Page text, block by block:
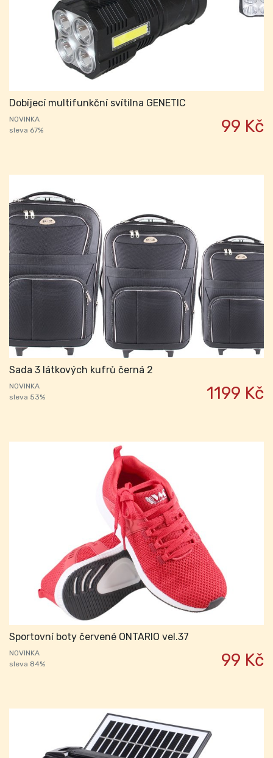
Dobíjecí multifunkční svítilna GENETIC
NOVINKA
sleva 67%
99 Kč
Sada 3 látkových kufrů černá 2
NOVINKA
sleva 53%
1199 Kč
Sportovní boty červené ONTARIO vel.37
NOVINKA
sleva 84%
99 Kč